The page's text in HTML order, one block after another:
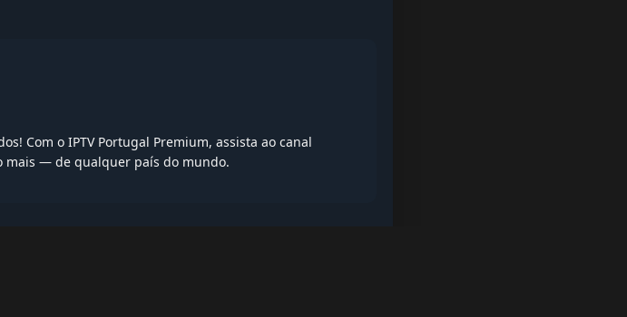
Com o IPTV Portugal Premium, assista ao canal
mais — de qualquer país do mundo.